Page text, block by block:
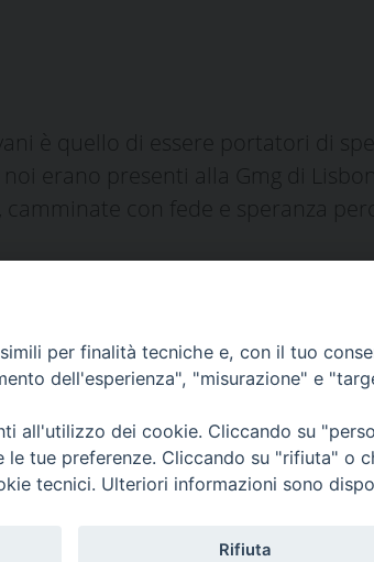
è quello di essere portatori di
erano presenti alla Gmg di
con fede e speranza
Prato
930623
per finalità tecniche e, con il tuo
dell'esperienza", "misurazione" e
all'utilizzo dei cookie. Cliccando su
tue preferenze. Cliccando su "rifiuta" o
tecnici. Ulteriori informazioni sono
Rifiuta